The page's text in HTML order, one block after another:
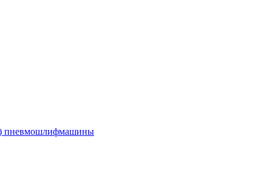
пневмошлифмашины